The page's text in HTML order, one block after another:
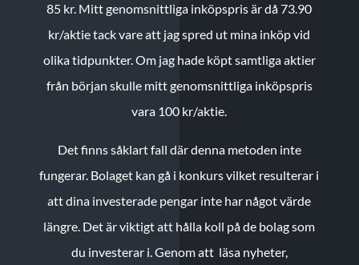
85 kr. Mitt genomsnittliga inköpspris är då 73.90
kr/aktie tack vare att jag spred ut mina inköp vid
olika tidpunkter. Om jag hade köpt samtliga aktier
från början skulle mitt genomsnittliga inköpspris
vara 100 kr/aktie.
Det finns såklart fall där denna metoden inte
fungerar. Bolaget kan gå i konkurs vilket resulterar i
att dina investerade pengar inte har något värde
längre. Det är viktigt att hålla koll på de bolag som
du investerar i. Genom att läsa nyheter,